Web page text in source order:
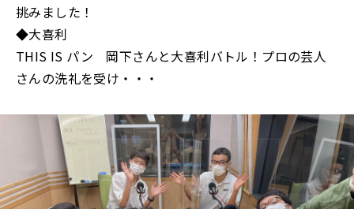
挑みました！
◆大喜利
THIS IS パン 岡下さんと大喜利バトル！プロの芸人
さんの洗礼を受け・・・